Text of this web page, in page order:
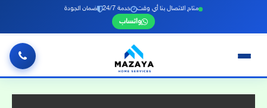
متاح الاتصال بنا أي وقت خدمة 24/7 ضمان الجودة
واتساب